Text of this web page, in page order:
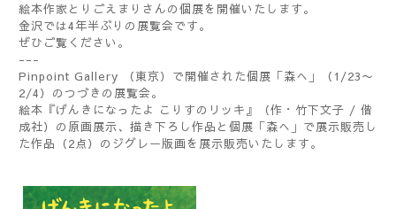
絵本作家とりごえまりさんの個展を開催いたします。
金沢では4年半ぶりの展覧会です。
ぜひご覧ください。
---
Pinpoint Gallery （東京）で開催された個展「森へ」（1/23〜
2/4）のつづきの展覧会。
絵本『げんきになったよ こりすのリッキ』（作・竹下文子 / 偕
成社）の原画展示、描き下ろし作品と個展「森へ」で展示販売し
た作品（2点）のジグレー版画を展示販売いたします。